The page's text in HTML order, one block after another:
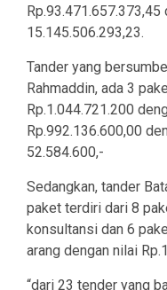
15.145.506.293,23.
Tander yang
Rahmaddin, ada 3
Rp.1.044.721.200
Rp.992.136.600,00
52.584.600,-
Sedangkan, tander
paket terdiri dari 8
konsultansi dan 6
arang dengan nilai
“dari 23 tender yang